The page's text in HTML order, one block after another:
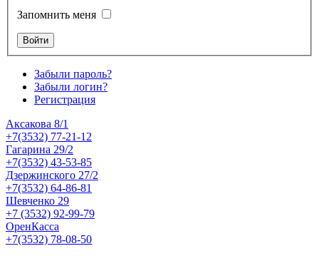
Запомнить меня
Забыли пароль?
Забыли логин?
Регистрация
Аксакова 8/1
+7(3532) 77-21-12
Гагарина 29/2
+7(3532) 43-53-85
Дзержинского 27/2
+7(3532) 64-86-81
Шевченко 29
+7 (3532) 92-99-79
ОренКасса
+7(3532) 78-08-50